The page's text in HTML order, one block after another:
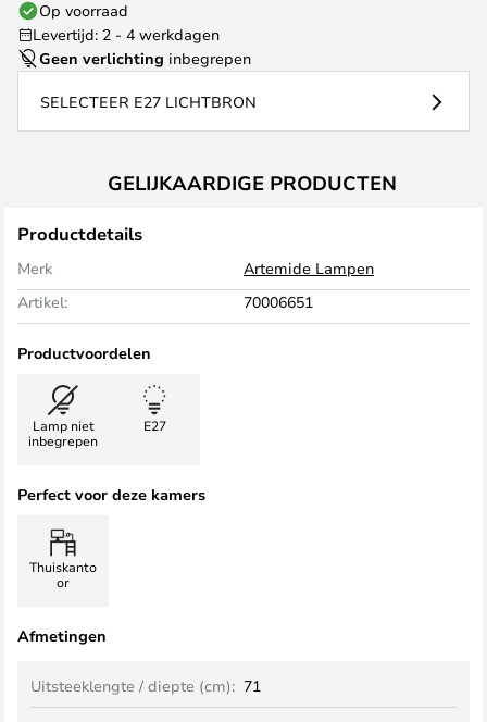
Op voorraad
Levertijd: 2 - 4 werkdagen
Geen verlichting inbegrepen
SELECTEER E27 LICHTBRON
GELIJKAARDIGE PRODUCTEN
Productdetails
Merk
Artemide Lampen
Artikel:
70006651
Productvoordelen
Lamp niet
inbegrepen
E27
Perfect voor deze kamers
Thuiskanto
or
Afmetingen
Uitsteeklengte / diepte (cm): 71